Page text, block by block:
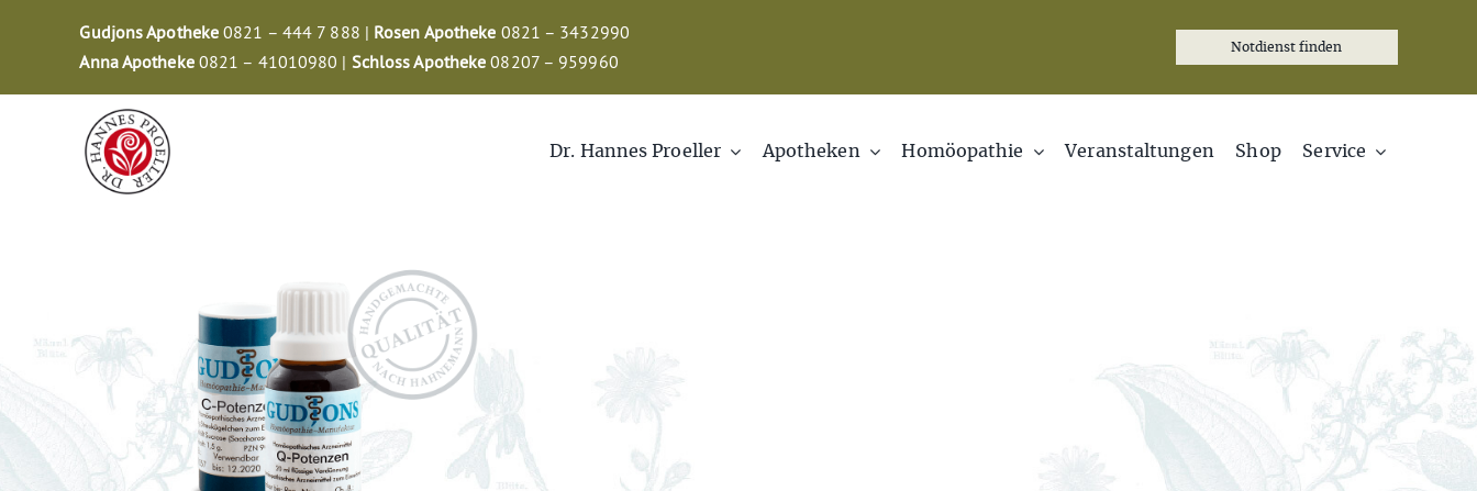
Gudjons Apotheke 0821 – 444 7 888 | Rosen Apotheke 0821 – 3432990
Anna Apotheke0821 – 41010980 | Schloss Apotheke 08207 – 959960
Notdienst finden
Dr. Hannes Proeller Apotheken Homöopathie Veranstaltungen Shop Service